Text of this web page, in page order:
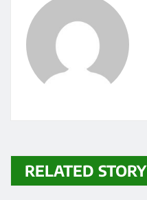
k
RELATED STORY